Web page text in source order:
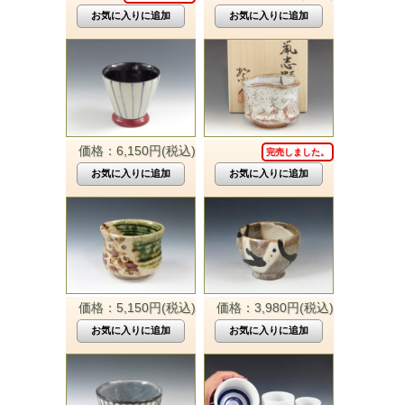
価格：6,150円(税込) 完売しました。
価格：5,150円(税込) 価格：3,980円(税込)